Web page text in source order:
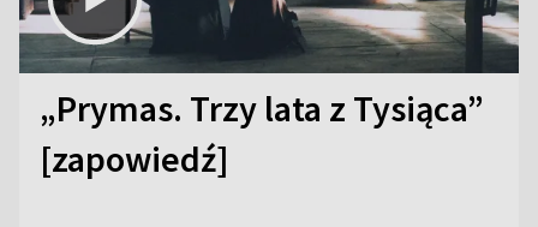
„Prymas. Trzy lata z Tysiąca”
[zapowiedź]